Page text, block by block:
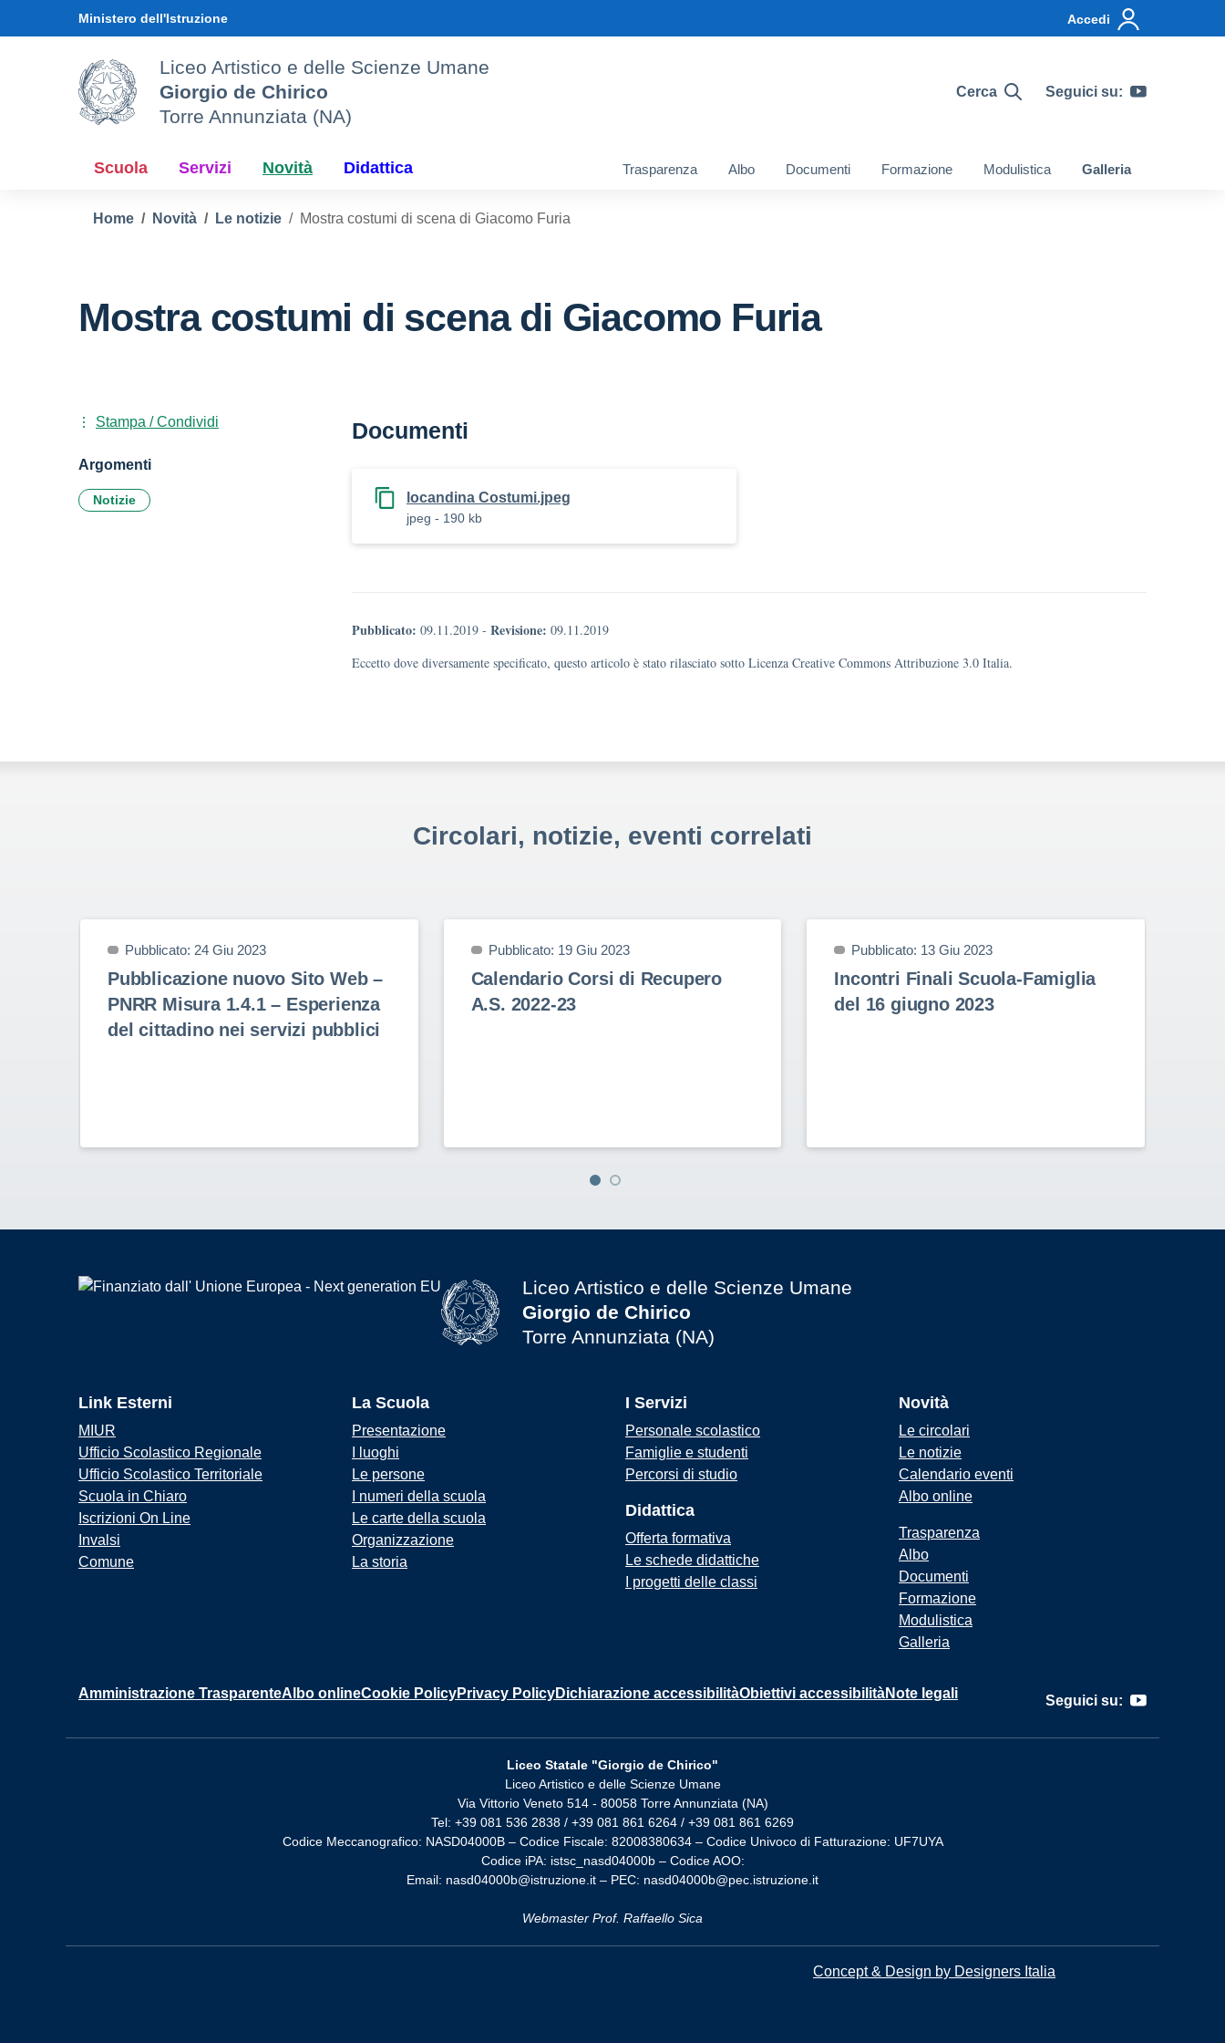
Ministero dell'Istruzione Accedi
Liceo Artistico e delle Scienze Umane
Giorgio de Chirico
Torre Annunziata (NA)
Cerca Seguici su:
Scuola Servizi Novità Didattica Trasparenza Albo Documenti Formazione Modulistica Galleria
Home Novità Le notizie Mostra costumi di scena di Giacomo Furia
Mostra costumi di scena di Giacomo Furia
Documenti
locandina Costumi.jpeg
jpeg - 190 kb
Pubblicato: 09.11.2019 - Revisione: 09.11.2019
Eccetto dove diversamente specificato, questo articolo è stato rilasciato sotto Licenza Creative Commons Attribuzione 3.0 Italia.
Stampa / Condividi
Argomenti
Notizie
Circolari, notizie, eventi correlati
Pubblicato: 24 Giu 2023
Pubblicazione nuovo Sito Web –
PNRR Misura 1.4.1 – Esperienza
del cittadino nei servizi pubblici
Pubblicato: 19 Giu 2023
Calendario Corsi di Recupero
A.S. 2022-23
Pubblicato: 13 Giu 2023
Incontri Finali Scuola-Famiglia
del 16 giugno 2023
Liceo Artistico e delle Scienze Umane
Giorgio de Chirico
Torre Annunziata (NA)
Link Esterni
MIUR
Ufficio Scolastico Regionale
Ufficio Scolastico Territoriale
Scuola in Chiaro
Iscrizioni On Line
Invalsi
Comune
La Scuola
Presentazione
I luoghi
Le persone
I numeri della scuola
Le carte della scuola
Organizzazione
La storia
I Servizi
Personale scolastico
Famiglie e studenti
Percorsi di studio
Didattica
Offerta formativa
Le schede didattiche
I progetti delle classi
Novità
Le circolari
Le notizie
Calendario eventi
Albo online
Trasparenza
Albo
Documenti
Formazione
Modulistica
Galleria
Amministrazione TrasparenteAlbo onlineCookie PolicyPrivacy PolicyDichiarazione accessibilitàObiettivi accessibilitàNote legali Seguici su:
Liceo Statale "Giorgio de Chirico"
Liceo Artistico e delle Scienze Umane
Via Vittorio Veneto 514 - 80058 Torre Annunziata (NA)
Tel: +39 081 536 2838 / +39 081 861 6264 / +39 081 861 6269
Codice Meccanografico: NASD04000B – Codice Fiscale: 82008380634 – Codice Univoco di Fatturazione: UF7UYA
Codice iPA: istsc_nasd04000b – Codice AOO:
Email: nasd04000b@istruzione.it – PEC: nasd04000b@pec.istruzione.it
Webmaster Prof. Raffaello Sica
Concept & Design by Designers Italia